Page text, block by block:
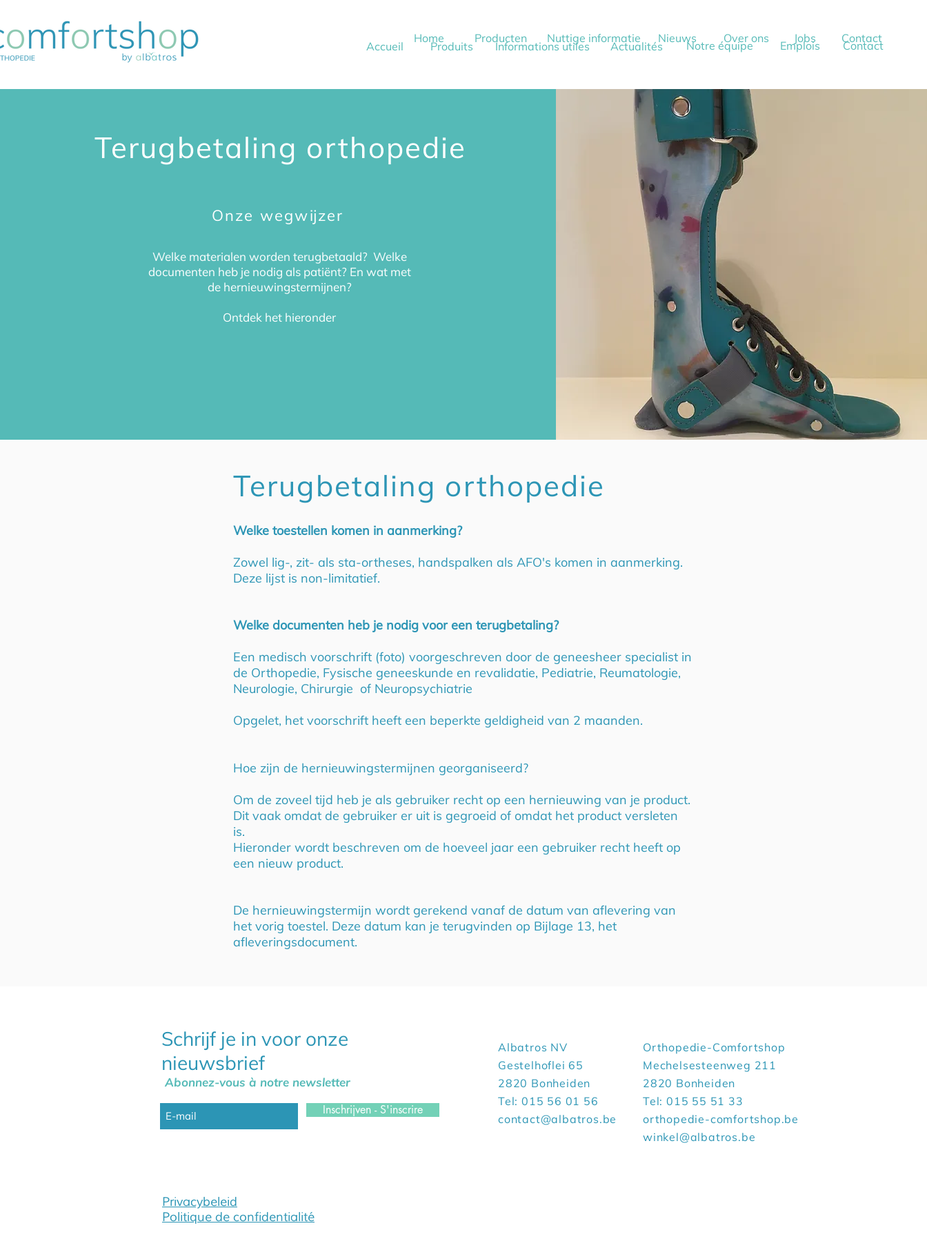
Home Producten Nuttige informatie Nieuws Over ons Jobs Contact
Accueil Produits Informations utiles Actualités Notre équipe Emplois Contact
Terugbetaling orthopedie
Onze wegwijzer
Welke materialen worden terugbetaald? Welke
documenten heb je nodig als patiënt? En wat met
de hernieuwingstermijnen?
Ontdek het hieronder
Terugbetaling orthopedie
Welke toestellen komen in aanmerking?
Zowel lig-, zit- als sta-ortheses, handspalken als AFO's komen in aanmerking.
Deze lijst is non-limitatief.
Welke documenten heb je nodig voor een terugbetaling?
Een medisch voorschrift (foto) voorgeschreven door de geneesheer specialist in
de Orthopedie, Fysische geneeskunde en revalidatie, Pediatrie, Reumatologie,
Neurologie, Chirurgie of Neuropsychiatrie
Opgelet, het voorschrift heeft een beperkte geldigheid van 2 maanden.
Hoe zijn de hernieuwingstermijnen georganiseerd?
Om de zoveel tijd heb je als gebruiker recht op een hernieuwing van je product.
Dit vaak omdat de gebruiker er uit is gegroeid of omdat het product versleten
is.
Hieronder wordt beschreven om de hoeveel jaar een gebruiker recht heeft op
een nieuw product.
De hernieuwingstermijn wordt gerekend vanaf de datum van aflevering van
het vorig toestel. Deze datum kan je terugvinden op Bijlage 13, het
afleveringsdocument.
Schrijf je in voor onze
nieuwsbrief
Abonnez-vous à notre newsletter
Inschrijven - S'inscrire
Albatros NV
Gestelhoflei 65
2820 Bonheiden
Tel: 015 56 01 56
contact@albatros.be
Orthopedie-Comfortshop
Mechelsesteenweg 211
2820 Bonheiden
Tel: 015 55 51 33
orthopedie-comfortshop.be
winkel@albatros.be
Privacybeleid
Politique de confidentialité